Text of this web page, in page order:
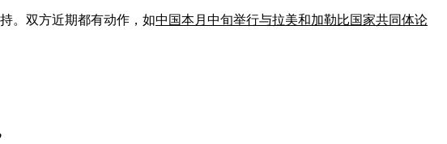
。双方近期都有动作，如中国本月中旬举行与拉美和加勒比国家共同体论